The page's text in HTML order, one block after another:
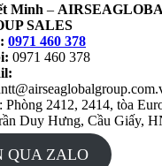
Minh –
SALES
0971 460 378
0971 460 378
: Phòng 2412, 2414, tòa
Duy Hưng, Cầu Giấy,
QUA ZALO